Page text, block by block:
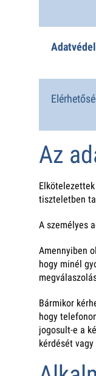
Az
tiszteletben
A személyes
Amennyiben
hogy minél
Bármikor
hogy
jogosult-e a
kérdését